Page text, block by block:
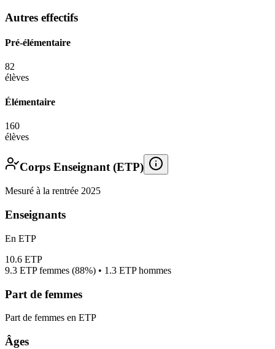
Autres effectifs
Pré-élémentaire
82
élèves
Élémentaire
160
élèves
Corps Enseignant (ETP)
Mesuré à la rentrée 2025
Enseignants
En ETP
10.6 ETP
9.3 ETP femmes (88%) • 1.3 ETP hommes
Part de femmes
Part de femmes en ETP
Âges